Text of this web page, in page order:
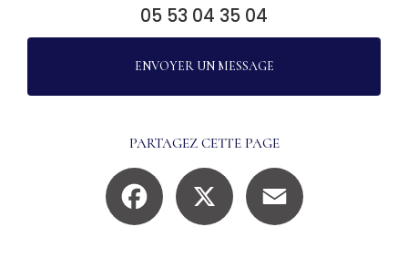
05 53 04 35 04
ENVOYER UN MESSAGE
PARTAGEZ CETTE PAGE
Facebook